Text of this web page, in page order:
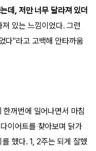
데, 저만 너무 달라져 있더
있는 느낌이었다. 그런
다"라고 고백해 안타까움
꺼번에 일어나면서 마침
이어트를 찾아보며 닭가
했다. 1, 2주는 되게 잘했